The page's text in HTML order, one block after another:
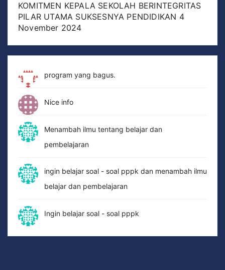
KOMITMEN KEPALA SEKOLAH BERINTEGRITAS
PILAR UTAMA SUKSESNYA PENDIDIKAN 4
November 2024
program yang bagus.
Nice info
Menambah ilmu tentang belajar dan
pembelajaran
ingin belajar soal - soal pppk dan menambah ilmu
belajar dan pembelajaran
Ingin belajar soal - soal pppk